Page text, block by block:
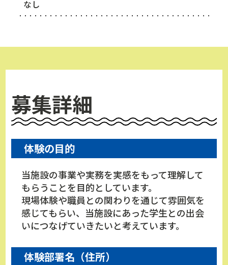
なし
募集詳細
体験の目的
当施設の事業や実務を実感をもって理解して
もらうことを目的としています。
現場体験や職員との関わりを通じて雰囲気を
感じてもらい、当施設にあった学生との出会
いにつなげていきたいと考えています。
体験部署名（住所）